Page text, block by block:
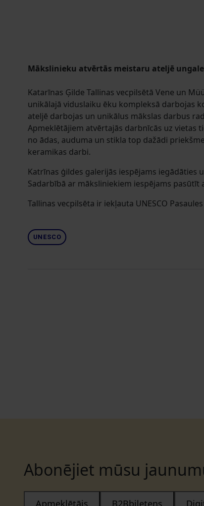
Mākslinieku atvērtās meistaru ateljē
Katarīnas Ģilde Tallinas vecpilsētā Vene un
unikālajā viduslaiku ēku kompleksā darbojas
ateljē darbojas un unikālus mākslas darbus
Apmeklētājiem atvērtajās darbnīcās uz vietas
no ādas, auduma un stikla top dažādi
keramikas darbi.
Katrīnas ģildes galerijās iespējams iegādāties
Sadarbībā ar māksliniekiem iespējams
Tallinas vecpilsēta ir iekļauta UNESCO
UNESCO
Abonējiet mūsu
Apmeklētājs B2Bbiļetens